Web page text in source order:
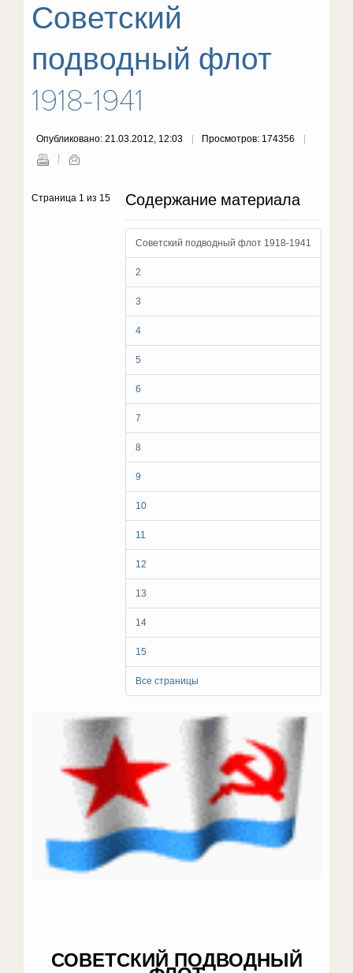
Советский
подводный флот
1918-1941
Опубликовано: 21.03.2012, 12:03 Просмотров: 174356
Содержание материала
Советский подводный флот 1918-1941
2
3
4
5
6
7
8
9
10
11
12
13
14
15
Все страницы
Страница 1 из 15
СОВЕТСКИЙ ПОДВОДНЫЙ